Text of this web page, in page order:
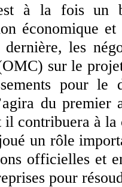
à la fois un
économique
les
sur le
pour le
du premier
il contribuera à
un rôle
officielles et
pour